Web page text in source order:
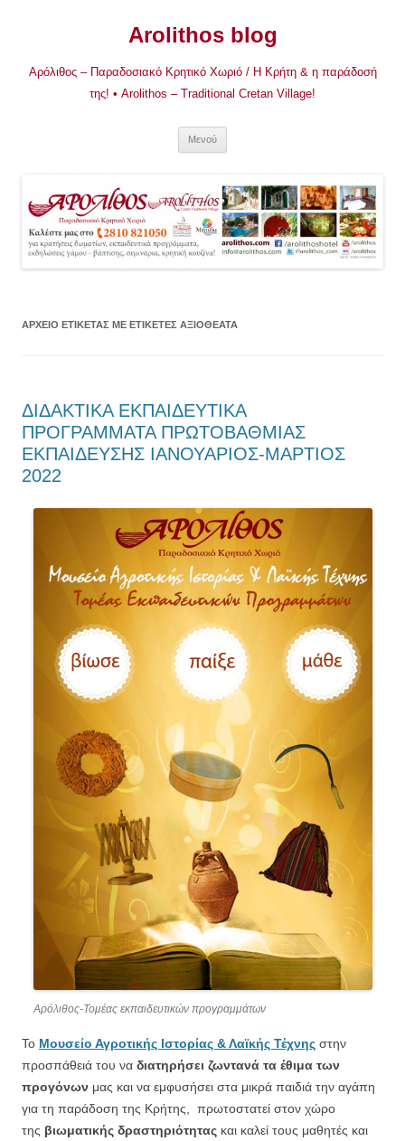
Arolithos blog
Αρόλιθος – Παραδοσιακό Κρητικό Χωριό / Η Κρήτη & η παράδοσή
της! • Arolithos – Traditional Cretan Village!
Μενού
ΑΡΧΕΊΟ ΕΤΙΚΈΤΑΣ ΜΕ ΕΤΙΚΈΤΕΣ ΑΞΙΟΘΈΑΤΑ
ΔΙΔΑΚΤΙΚΑ ΕΚΠΑΙΔΕΥΤΙΚΑ
ΠΡΟΓΡΑΜΜΑΤΑ ΠΡΩΤΟΒΑΘΜΙΑΣ
ΕΚΠΑΙΔΕΥΣΗΣ ΙΑΝΟΥΑΡΙΟΣ-ΜΑΡΤΙΟΣ
2022
Αρόλιθος-Τομέας εκπαιδευτικών προγραμμάτων
Το Μουσείο Αγροτικής Ιστορίας & Λαϊκής Τέχνης στην
προσπάθειά του να διατηρήσει ζωντανά τα έθιμα των
προγόνων μας και να εμφυσήσει στα μικρά παιδιά την αγάπη
για τη παράδοση της Κρήτης, πρωτοστατεί στον χώρο
της βιωματικής δραστηριότητας και καλεί τους μαθητές και